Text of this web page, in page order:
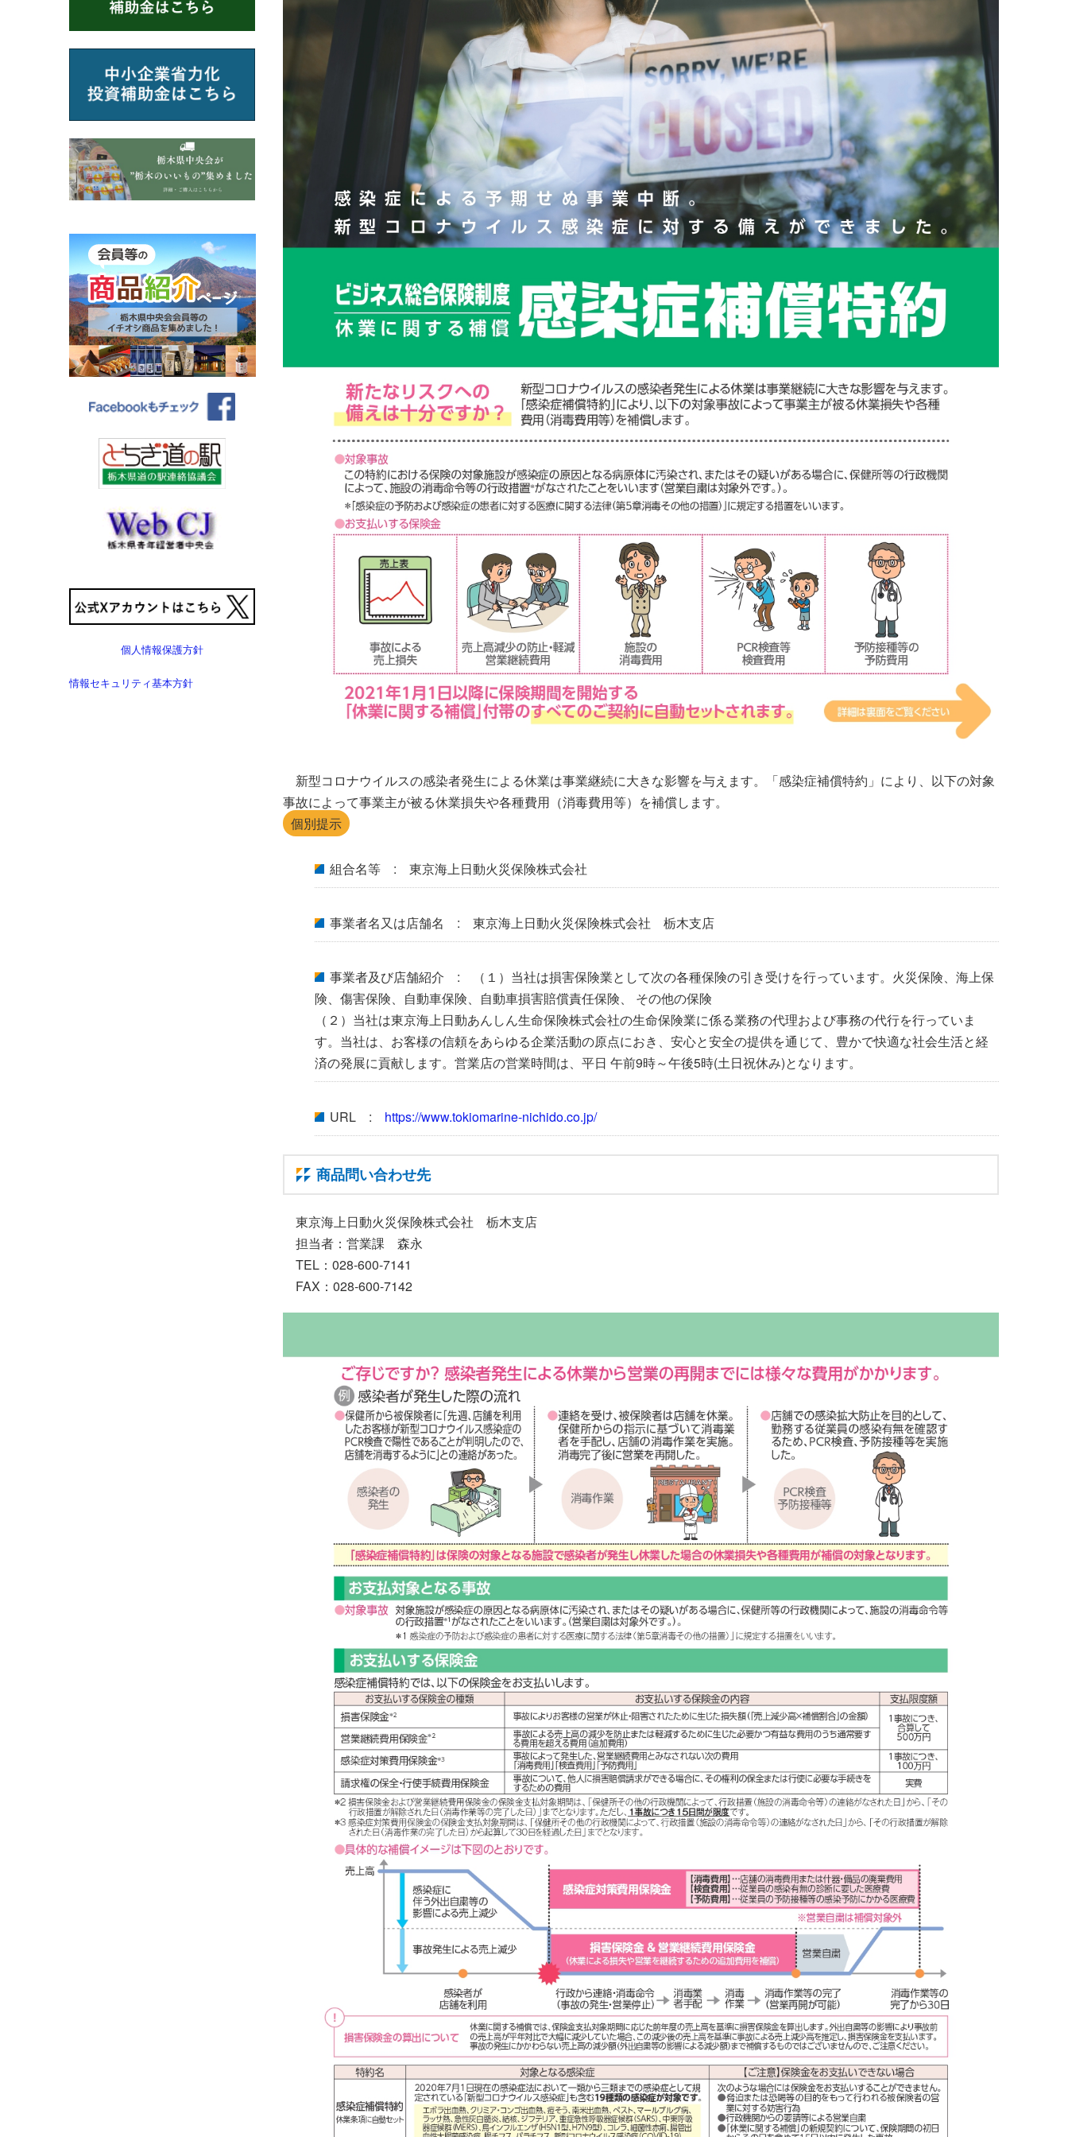
新型コロナウイルスの感染者発生による休業は事業継続に大きな影響を与えます。「感染症補償特約」により、以下の対象
事故によって事業主が被る休業損失や各種費用（消毒費用等）を補償します。
個別提示
組合名等 : 東京海上日動火災保険株式会社
事業者名又は店舗名 : 東京海上日動火災保険株式会社 栃木支店
事業者及び店舗紹介 : （１）当社は損害保険業として次の各種保険の引き受けを行っています。火災保険、海上保
険、傷害保険、自動車保険、自動車損害賠償責任保険、 その他の保険
（２）当社は東京海上日動あんしん生命保険株式会社の生命保険業に係る業務の代理および事務の代行を行っていま
す。当社は、お客様の信頼をあらゆる企業活動の原点におき、安心と安全の提供を通じて、豊かで快適な社会生活と経
済の発展に貢献します。営業店の営業時間は、平日 午前9時～午後5時(土日祝休み)となります。
URL : https://www.tokiomarine-nichido.co.jp/
商品問い合わせ先
東京海上日動火災保険株式会社 栃木支店
担当者：営業課 森永
TEL：028‐600‐7141
FAX：028‐600‐7142
個人情報保護方針
情報セキュリティ基本方針